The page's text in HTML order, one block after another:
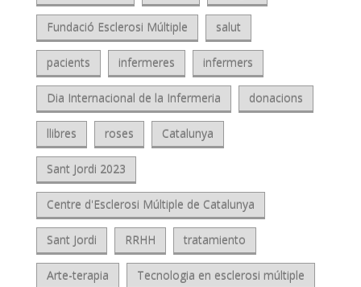
Fundació Esclerosi Múltiple salut
pacients infermeres infermers
Dia Internacional de la Infermeria donacions
llibres roses Catalunya
Sant Jordi 2023
Centre d'Esclerosi Múltiple de Catalunya
Sant Jordi RRHH tratamiento
Arte-terapia Tecnologia en esclerosi múltiple